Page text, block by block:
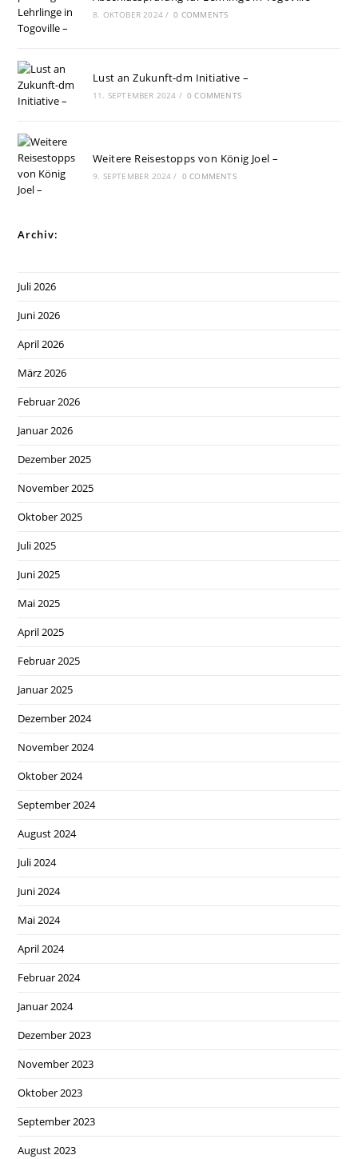
8. OKTOBER 2024 / 0 COMMENTS
Lust an Zukunft-dm Initiative –
11. SEPTEMBER 2024 / 0 COMMENTS
Weitere Reisestopps von König Joel –
9. SEPTEMBER 2024 / 0 COMMENTS
Archiv:
Juli 2026
Juni 2026
April 2026
März 2026
Februar 2026
Januar 2026
Dezember 2025
November 2025
Oktober 2025
Juli 2025
Juni 2025
Mai 2025
April 2025
Februar 2025
Januar 2025
Dezember 2024
November 2024
Oktober 2024
September 2024
August 2024
Juli 2024
Juni 2024
Mai 2024
April 2024
Februar 2024
Januar 2024
Dezember 2023
November 2023
Oktober 2023
September 2023
August 2023